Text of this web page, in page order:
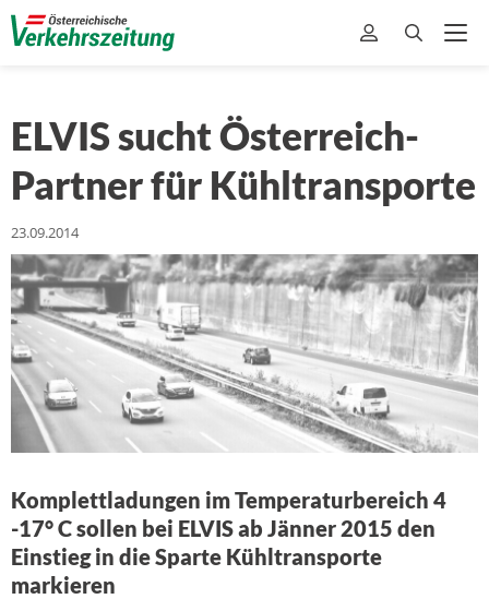
ELVIS sucht Österreich-
Partner für Kühltransporte
23.09.2014
Komplettladungen im Temperaturbereich 4
-17° C sollen bei ELVIS ab Jänner 2015 den
Einstieg in die Sparte Kühltransporte
markieren